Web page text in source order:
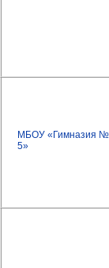
МБОУ «Гимназия №
5»